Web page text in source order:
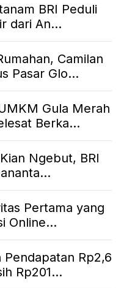
BRI Peduli
dari An...
Camilan
Pasar Glo...
Gula Merah
Berka...
Ngebut, BRI
Pertama yang
Online...
Pendapatan Rp2,6
Rp201...